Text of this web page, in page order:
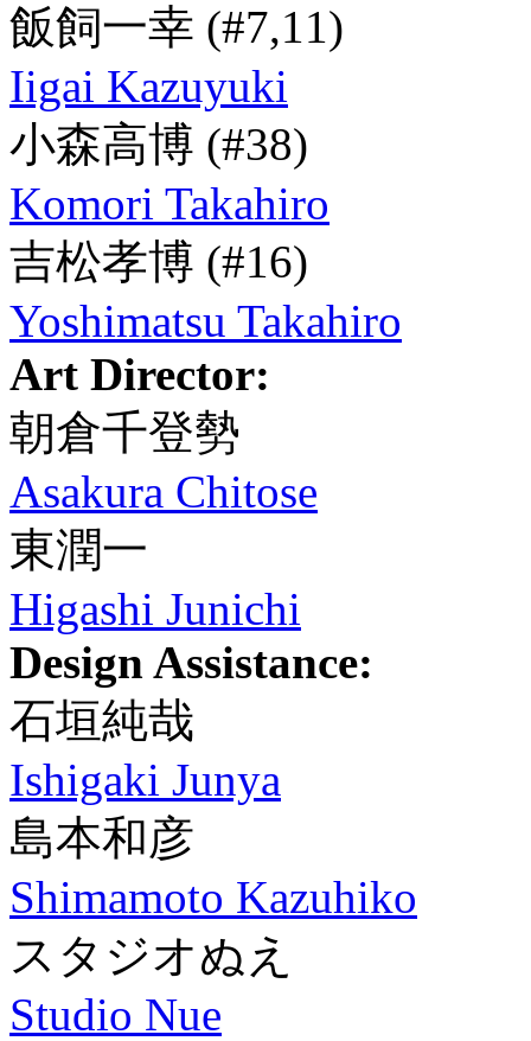
飯飼一幸 (#7,11)
Iigai Kazuyuki
小森高博 (#38)
Komori Takahiro
吉松孝博 (#16)
Yoshimatsu Takahiro
Art Director:
朝倉千登勢
Asakura Chitose
東潤一
Higashi Junichi
Design Assistance:
石垣純哉
Ishigaki Junya
島本和彦
Shimamoto Kazuhiko
スタジオぬえ
Studio Nue